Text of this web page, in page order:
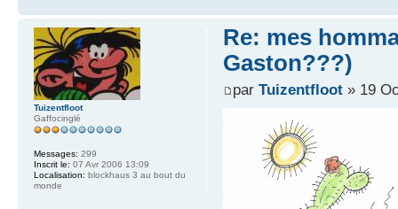
Re: mes
Gaston???)
par Tuizentfloot» 19
Tuizentfloot
Gaffocinglé
Messages: 299
Inscrit le: 07 Avr 2006 13:09
Localisation: blockhaus 3 au bout du
monde